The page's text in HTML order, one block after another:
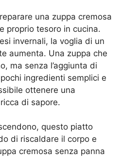
una zuppa cremosa
proprio tesoro in cucina.
invernali, la voglia di un
aumenta. Una zuppa che
ma senza l’aggiunta di
ingredienti semplici e
ottenere una
di sapore.
questo piatto
di riscaldare il corpo e
cremosa senza panna